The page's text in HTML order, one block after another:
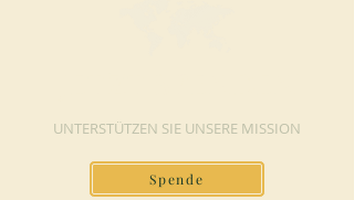
UNTERSTÜTZEN SIE UNSERE MISSION
Spende